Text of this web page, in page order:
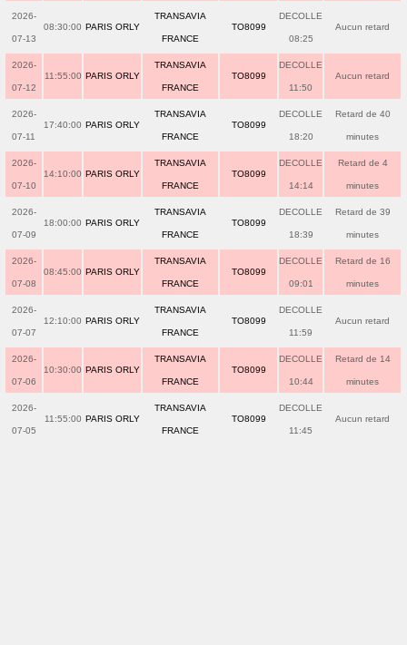
2026-
07-13
08:30:00 PARIS ORLY
TRANSAVIA
FRANCE
TO8099
DECOLLE
08:25
Aucun retard
2026-
07-12
11:55:00 PARIS ORLY
TRANSAVIA
FRANCE
TO8099
DECOLLE
11:50
Aucun retard
2026-
07-11
17:40:00 PARIS ORLY
TRANSAVIA
FRANCE
TO8099
DECOLLE
18:20
Retard de 40
minutes
2026-
07-10
14:10:00 PARIS ORLY
TRANSAVIA
FRANCE
TO8099
DECOLLE
14:14
Retard de 4
minutes
2026-
07-09
18:00:00 PARIS ORLY
TRANSAVIA
FRANCE
TO8099
DECOLLE
18:39
Retard de 39
minutes
2026-
07-08
08:45:00 PARIS ORLY
TRANSAVIA
FRANCE
TO8099
DECOLLE
09:01
Retard de 16
minutes
2026-
07-07
12:10:00 PARIS ORLY
TRANSAVIA
FRANCE
TO8099
DECOLLE
11:59
Aucun retard
2026-
07-06
10:30:00 PARIS ORLY
TRANSAVIA
FRANCE
TO8099
DECOLLE
10:44
Retard de 14
minutes
2026-
07-05
11:55:00 PARIS ORLY
TRANSAVIA
FRANCE
TO8099
DECOLLE
11:45
Aucun retard